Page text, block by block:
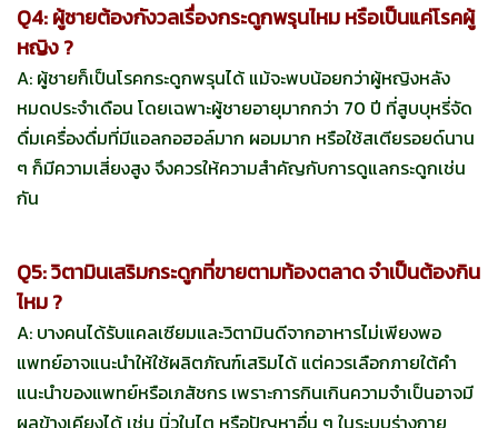
Q4: ผู้ชายต้องกังวลเรื่องกระดูกพรุนไหม หรือเป็นแค่โรคผู้
หญิง ?
A: ผู้ชายก็เป็นโรคกระดูกพรุนได้ แม้จะพบน้อยกว่าผู้หญิงหลัง
หมดประจำเดือน โดยเฉพาะผู้ชายอายุมากกว่า 70 ปี ที่สูบบุหรี่จัด
ดื่มเครื่องดื่มที่มีแอลกอฮอล์มาก ผอมมาก หรือใช้สเตียรอยด์นาน
ๆ ก็มีความเสี่ยงสูง จึงควรให้ความสำคัญกับการดูแลกระดูกเช่น
กัน
Q5: วิตามินเสริมกระดูกที่ขายตามท้องตลาด จำเป็นต้องกิน
ไหม ?
A: บางคนได้รับแคลเซียมและวิตามินดีจากอาหารไม่เพียงพอ
แพทย์อาจแนะนำให้ใช้ผลิตภัณฑ์เสริมได้ แต่ควรเลือกภายใต้คำ
แนะนำของแพทย์หรือเภสัชกร เพราะการกินเกินความจำเป็นอาจมี
ผลข้างเคียงได้ เช่น นิ่วในไต หรือปัญหาอื่น ๆ ในระบบร่างกาย